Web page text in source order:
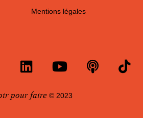
Mentions légales
pour faire © 2023